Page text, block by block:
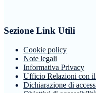
Sezione Link Utili
Cookie policy
Note legali
Informativa Privacy
Ufficio Relazioni con
Dichiarazione di